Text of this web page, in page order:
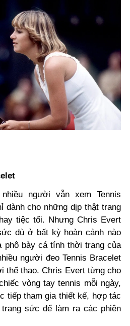
người vẫn xem Tennis
dành cho những dịp thật trang
tiệc tối. Nhưng Chris Evert
dù ở bất kỳ hoàn cảnh nào
phô bày cá tính thời trang của
người đeo Tennis Bracelet
thể thao. Chris Evert từng cho
vòng tay tennis mỗi ngày,
tiếp tham gia thiết kế, hợp tác
sức để làm ra các phiên